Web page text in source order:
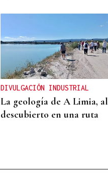
DIVULGACIÓN INDUSTRIAL
La geología de A Limia, al
descubierto en una ruta